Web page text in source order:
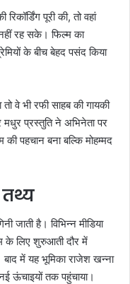
पूरी की, तो वहां
रह सके। फिल्म का
के बीच बेहद पसंद किया
वे भी रफी साहब की गायकी
प्रस्तुति ने अभिनेता पर
की पहचान बना बल्कि मोहम्मद
जाती है। विभिन्न मीडिया
के लिए शुरुआती दौर में
बाद में यह भूमिका राजेश खन्ना
ऊंचाइयों तक पहुंचाया।